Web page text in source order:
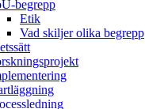
begrepp
Etik
Vad skiljer olika begrepp